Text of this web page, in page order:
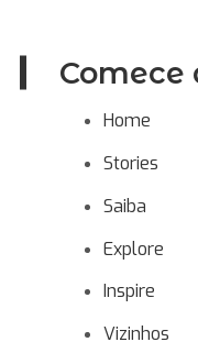
Comece
Home
Stories
Saiba
Explore
Inspire
Vizinhos